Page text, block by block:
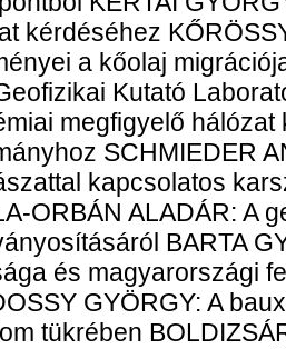
kérdéséhez
a kőolaj
Kutató
megfigyelő
SCHMIEDER
kapcsolatos
ORBÁN ALADÁR: A
BARTA
és magyarországi
GYÖRGY: A
tükrében